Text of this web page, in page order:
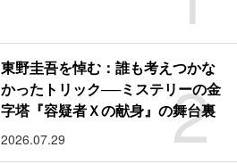
2
東野圭吾を悼む：誰も考えつかな
かったトリック──ミステリーの金
字塔『容疑者Ｘの献身』の舞台裏
2026.07.29